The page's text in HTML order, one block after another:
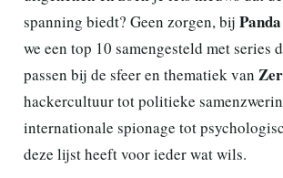
spanning biedt? Geen zorgen, bij
we een top 10 samengesteld met series
passen bij de sfeer en thematiek van
hackercultuur tot politieke
internationale spionage tot
deze lijst heeft voor ieder wat wils.